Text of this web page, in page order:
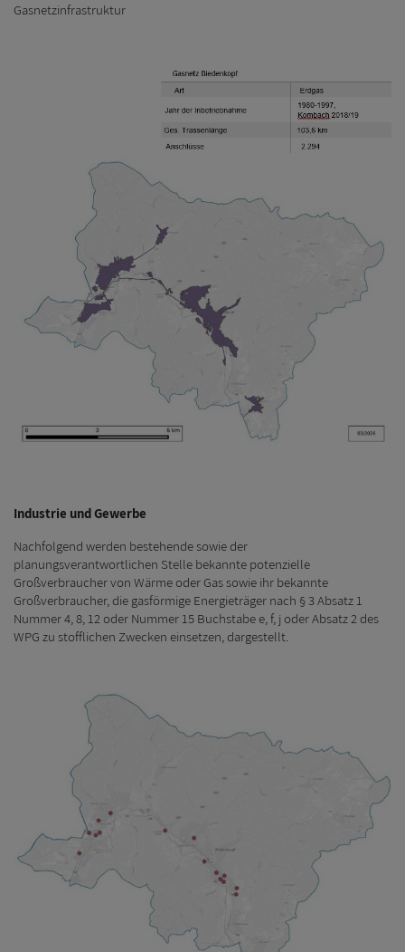
Gasnetzinfrastruktur
Industrie und Gewerbe
Nachfolgend werden bestehende sowie der
planungsverantwortlichen Stelle bekannte potenzielle
Großverbraucher von Wärme oder Gas sowie ihr bekannte
Großverbraucher, die gasförmige Energieträger nach § 3 Absatz 1
Nummer 4, 8, 12 oder Nummer 15 Buchstabe e, f, j oder Absatz 2 des
WPG zu stofflichen Zwecken einsetzen, dargestellt.